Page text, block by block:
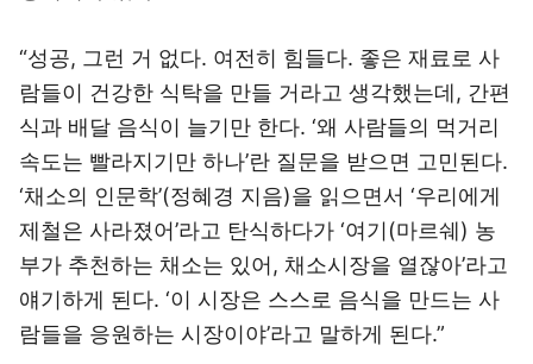
“성공, 그런 거 없다. 여전히 힘들다. 좋은 재료로 사
람들이 건강한 식탁을 만들 거라고 생각했는데, 간편
식과 배달 음식이 늘기만 한다. ‘왜 사람들의 먹거리
속도는 빨라지기만 하나’란 질문을 받으면 고민된다.
‘채소의 인문학’(정혜경 지음)을 읽으면서 ‘우리에게
제철은 사라졌어’라고 탄식하다가 ‘여기(마르쉐) 농
부가 추천하는 채소는 있어, 채소시장을 열잖아’라고
얘기하게 된다. ‘이 시장은 스스로 음식을 만드는 사
람들을 응원하는 시장이야’라고 말하게 된다.”